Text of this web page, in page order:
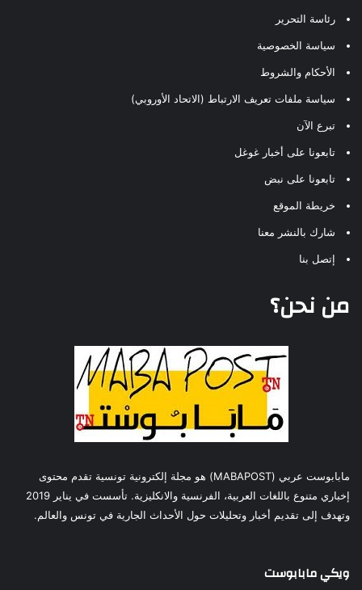
رئاسة التحرير
سياسة الخصوصية
الأحكام والشروط
سياسة ملفات تعريف الارتباط (الاتحاد الأوروبي)
تبرع الآن
تابعونا على أخبار غوغل
تابعونا على نبض
خريطة الموقع
شارك بالنشر معنا
إتصل بنا
من نحن؟
مابابوست عربي (MABAPOST) هو مجلة إلكترونية تونسية تقدم محتوى
إخباري متنوع باللغات العربية، الفرنسية والانكليزية. تأسست في يناير 2019
وتهدف إلى تقديم أخبار وتحليلات حول الأحداث الجارية في تونس والعالم.
ويكي مابابوست